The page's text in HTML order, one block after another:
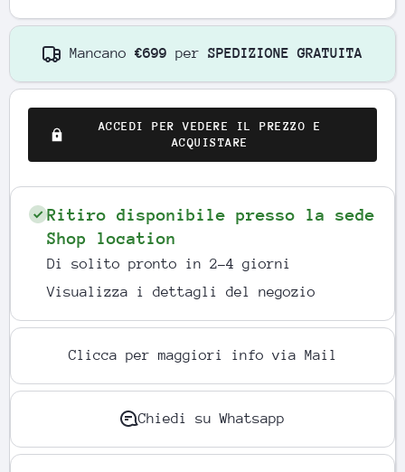
Mancano €699 per SPEDIZIONE GRATUITA
ACCEDI PER VEDERE IL PREZZO E
ACQUISTARE
Ritiro disponibile presso la sede
Shop location
Di solito pronto in 2-4 giorni
Visualizza i dettagli del negozio
Clicca per maggiori info via Mail
Chiedi su Whatsapp